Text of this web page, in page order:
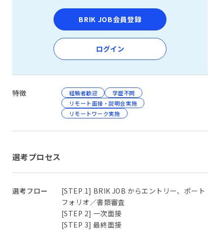
BRIK JOB会員登録
ログイン
特徴 経験者歓迎
学歴不問
リモート面接・説明会実施
リモートワーク実施
選考プロセス
選考フロー
[STEP 1] BRIK JOB からエントリー、ポート
フォリオ／書類審査
[STEP 2] 一次面接
[STEP 3] 最終面接